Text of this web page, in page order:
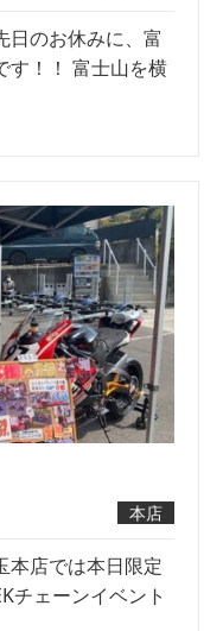
のお休みに、富
す！！ 富士山を横
本店
本店では本日限定
チェーンイベント